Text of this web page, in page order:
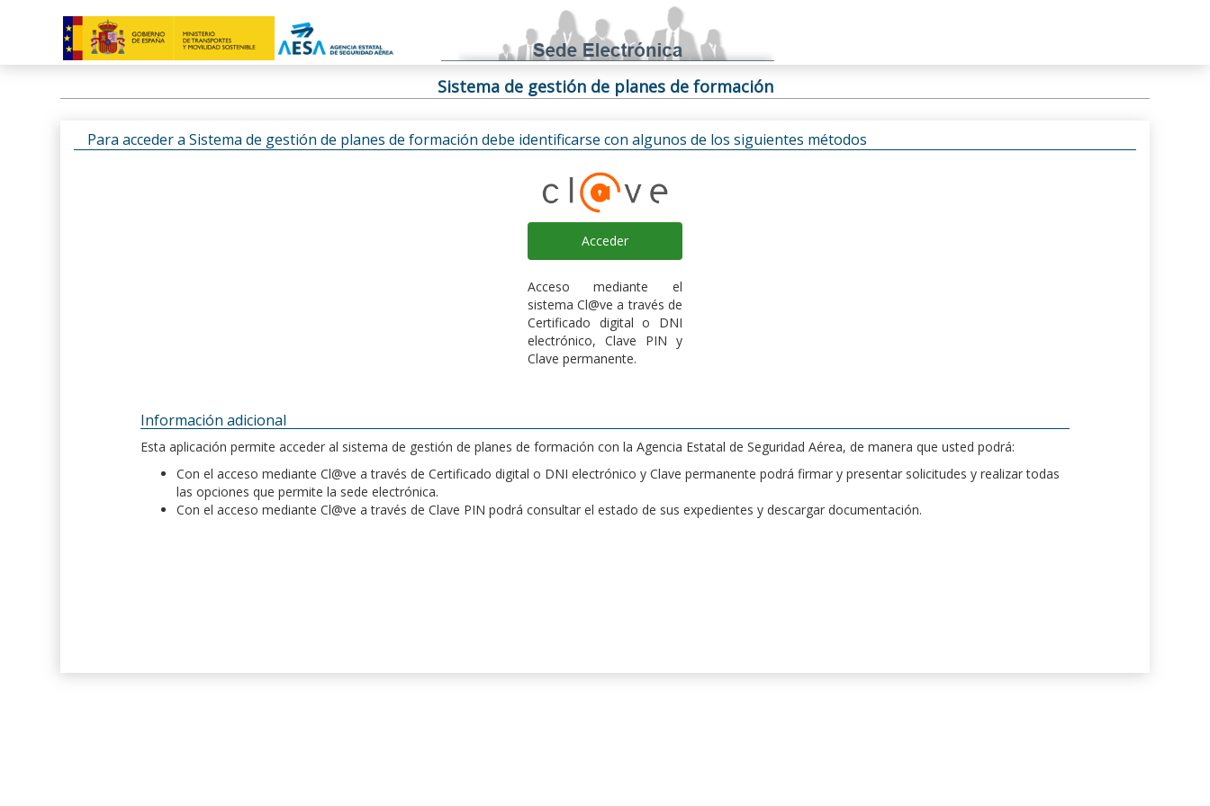
Sistema de gestión de planes de formación
Para acceder a Sistema de gestión de planes de formación debe identificarse con algunos de los siguientes métodos
Acceder
Acceso mediante el
sistema Cl@ve a través de
Certificado digital o DNI
electrónico, Clave PIN y
Clave permanente.
Información adicional
Esta aplicación permite acceder al sistema de gestión de planes de formación con la Agencia Estatal de Seguridad Aérea, de manera que usted podrá:
Con el acceso mediante Cl@ve a través de Certificado digital o DNI electrónico y Clave permanente podrá firmar y presentar solicitudes y realizar todas
las opciones que permite la sede electrónica.
Con el acceso mediante Cl@ve a través de Clave PIN podrá consultar el estado de sus expedientes y descargar documentación.